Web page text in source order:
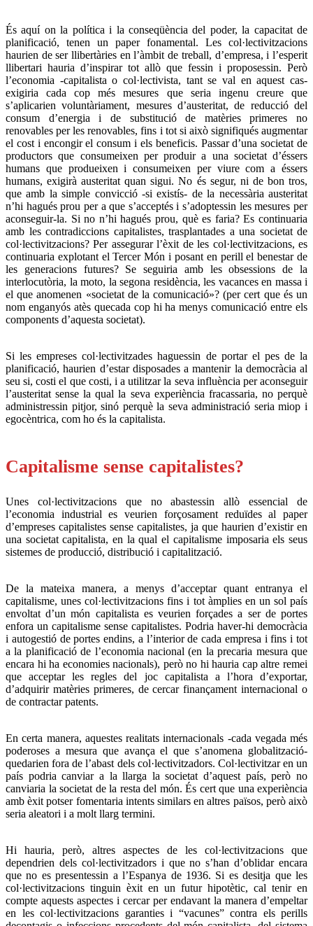
És aquí on la política i la conseqüència del poder, la capacitat de
planificació, tenen un paper fonamental. Les col·lectivitzacions
haurien de ser llibertàries en l’àmbit de treball, d’empresa, i l’esperit
llibertari hauria d’inspirar tot allò que fessin i proposessin. Però
l’economia -capitalista o col·lectivista, tant se val en aquest cas-
exigiria cada cop més mesures que seria ingenu creure que
s’aplicarien voluntàriament, mesures d’austeritat, de reducció del
consum d’energia i de substitució de matèries primeres no
renovables per les renovables, fins i tot si això signifiqués augmentar
el cost i encongir el consum i els beneficis. Passar d’una societat de
productors que consumeixen per produir a una societat d’éssers
humans que produeixen i consumeixen per viure com a éssers
humans, exigirà austeritat quan sigui. No és segur, ni de bon tros,
que amb la simple convicció -si existís- de la necessària austeritat
n’hi hagués prou per a que s’acceptés i s’adoptessin les mesures per
aconseguir-la. Si no n’hi hagués prou, què es faria? Es continuaria
amb les contradiccions capitalistes, trasplantades a una societat de
col·lectivitzacions? Per assegurar l’èxit de les col·lectivitzacions, es
continuaria explotant el Tercer Món i posant en perill el benestar de
les generacions futures? Se seguiria amb les obsessions de la
interlocutòria, la moto, la segona residència, les vacances en massa i
el que anomenen «societat de la comunicació»? (per cert que és un
nom enganyós atès quecada cop hi ha menys comunicació entre els
components d’aquesta societat).
Si les empreses col·lectivitzades haguessin de portar el pes de la
planificació, haurien d’estar disposades a mantenir la democràcia al
seu si, costi el que costi, i a utilitzar la seva influència per aconseguir
l’austeritat sense la qual la seva experiència fracassaria, no perquè
administressin pitjor, sinó perquè la seva administració seria miop i
egocèntrica, com ho és la capitalista.
Capitalisme sense capitalistes?
Unes col·lectivitzacions que no abastessin allò essencial de
l’economia industrial es veurien forçosament reduïdes al paper
d’empreses capitalistes sense capitalistes, ja que haurien d’existir en
una societat capitalista, en la qual el capitalisme imposaria els seus
sistemes de producció, distribució i capitalització.
De la mateixa manera, a menys d’acceptar quant entranya el
capitalisme, unes col·lectivitzacions fins i tot àmplies en un sol país
envoltat d’un món capitalista es veurien forçades a ser de portes
enfora un capitalisme sense capitalistes. Podria haver-hi democràcia
i autogestió de portes endins, a l’interior de cada empresa i fins i tot
a la planificació de l’economia nacional (en la precaria mesura que
encara hi ha economies nacionals), però no hi hauria cap altre remei
que acceptar les regles del joc capitalista a l’hora d’exportar,
d’adquirir matèries primeres, de cercar finançament internacional o
de contractar patents.
En certa manera, aquestes realitats internacionals -cada vegada més
poderoses a mesura que avança el que s’anomena globalització-
quedarien fora de l’abast dels col·lectivitzadors. Col·lectivitzar en un
país podria canviar a la llarga la societat d’aquest país, però no
canviaria la societat de la resta del món. És cert que una experiència
amb èxit potser fomentaria intents similars en altres països, però això
seria aleatori i a molt llarg termini.
Hi hauria, però, altres aspectes de les col·lectivitzacions que
dependrien dels col·lectivitzadors i que no s’han d’oblidar encara
que no es presentessin a l’Espanya de 1936. Si es desitja que les
col·lectivitzacions tinguin èxit en un futur hipotètic, cal tenir en
compte aquests aspectes i cercar per endavant la manera d’empeltar
en les col·lectivitzacions garanties i “vacunes” contra els perills